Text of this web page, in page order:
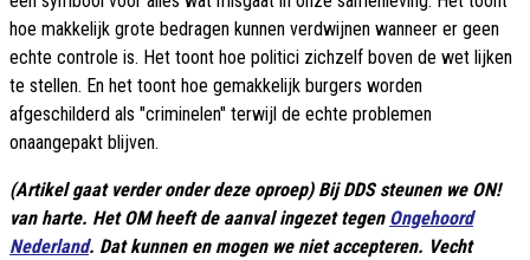
hoe makkelijk grote bedragen kunnen verdwijnen wanneer er geen
echte controle is. Het toont hoe politici zichzelf boven de wet lijken
te stellen. En het toont hoe gemakkelijk burgers worden
afgeschilderd als "criminelen" terwijl de echte problemen
onaangepakt blijven.
(Artikel gaat verder onder deze oproep) Bij DDS steunen we ON!
van harte. Het OM heeft de aanval ingezet tegen Ongehoord
Nederland. Dat kunnen en mogen we niet accepteren. Vecht